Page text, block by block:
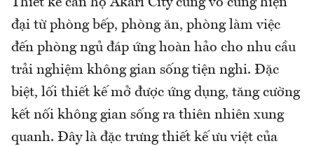
Thiết kế căn hộ Akari City cũng vô cùng hiện
đại từ phòng bếp, phòng ăn, phòng làm việc
đến phòng ngủ đáp ứng hoàn hảo cho nhu cầu
trải nghiệm không gian sống tiện nghi. Đặc
biệt, lối thiết kế mở được ứng dụng, tăng cường
kết nối không gian sống ra thiên nhiên xung
quanh. Đây là đặc trưng thiết kế ưu việt của